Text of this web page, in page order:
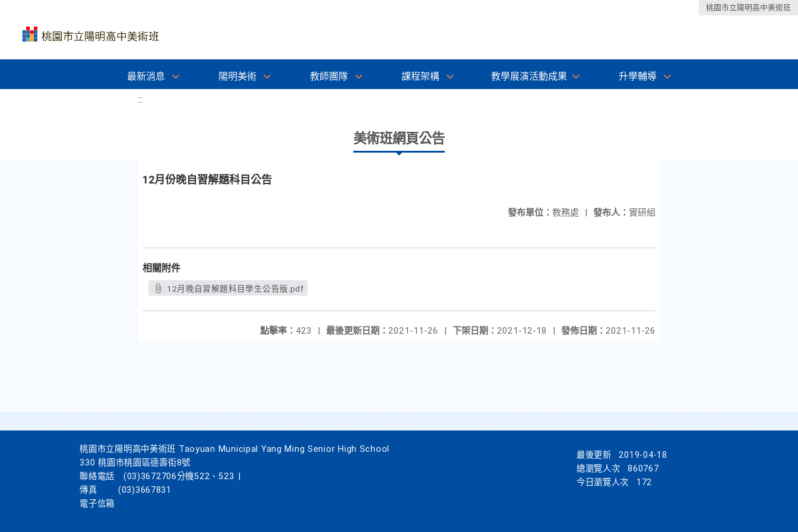
桃園市立陽明高中美術班
最新消息 陽明美術 教師團隊 課程架構 教學展演活動成果 升學輔導
:::
美術班網頁公告
12月份晚自習解題科目公告
發布人： 實研組
發布單位： 教務處 |
相關附件
12月晚自習解題科目學生公告版.pdf
發佈日期： 2021-11-26
下架日期： 2021-12-18 |
最後更新日期： 2021-11-26 |
點擊率： 423 |
桃園市立陽明高中美術班 Taoyuan Municipal Yang Ming Senior High School
330 桃園市桃園區德壽街8號
聯絡電話
(03)3672706分機522、523
傳真
(03)3667831
電子信箱
最後更新
2019-04-18
總瀏覽人次
860767
今日瀏覽人次
172